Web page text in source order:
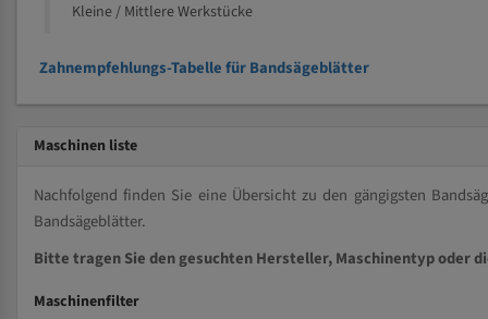
Kleine / Mittlere Werkstücke
Zahnempfehlungs-Tabelle für Bandsägeblätter
Maschinen liste
Nachfolgend finden Sie eine Übersicht zu den gängigsten
Bandsägeblätter.
Bitte tragen Sie den gesuchten Hersteller, Maschinentyp oder
Maschinenfilter